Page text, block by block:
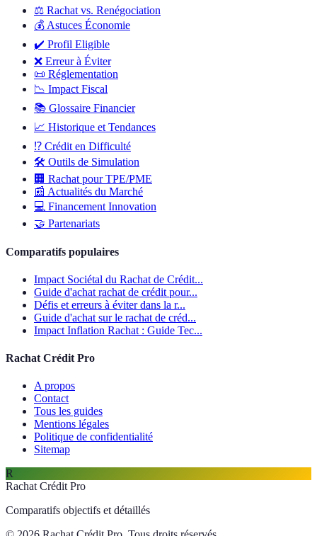
⚖️ Rachat vs. Renégociation
💰 Astuces Économie
✔️ Profil Eligible
❌ Erreur à Éviter
📜 Réglementation
📉 Impact Fiscal
📚 Glossaire Financier
📈 Historique et Tendances
⁉️ Crédit en Difficulté
🛠️ Outils de Simulation
🏢 Rachat pour TPE/PME
📰 Actualités du Marché
💻 Financement Innovation
🤝 Partenariats
Comparatifs populaires
Impact Sociétal du Rachat de Crédit...
Guide d'achat rachat de crédit pour...
Défis et erreurs à éviter dans la r...
Guide d'achat sur le rachat de créd...
Impact Inflation Rachat : Guide Tec...
Rachat Crédit Pro
A propos
Contact
Tous les guides
Mentions légales
Politique de confidentialité
Sitemap
R
Rachat Crédit Pro
Comparatifs objectifs et détaillés